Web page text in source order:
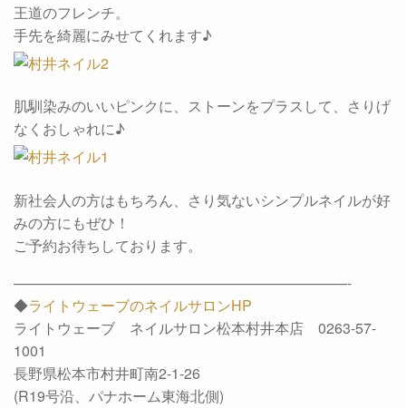
王道のフレンチ。
手先を綺麗にみせてくれます♪
肌馴染みのいいピンクに、ストーンをプラスして、さりげ
なくおしゃれに♪
新社会人の方はもちろん、さり気ないシンプルネイルが好
みの方にもぜひ！
ご予約お待ちしております。
———————————————————————-
◆ライトウェーブのネイルサロンHP
ライトウェーブ ネイルサロン松本村井本店 0263-57-
1001
長野県松本市村井町南2-1-26
(R19号沿、パナホーム東海北側)